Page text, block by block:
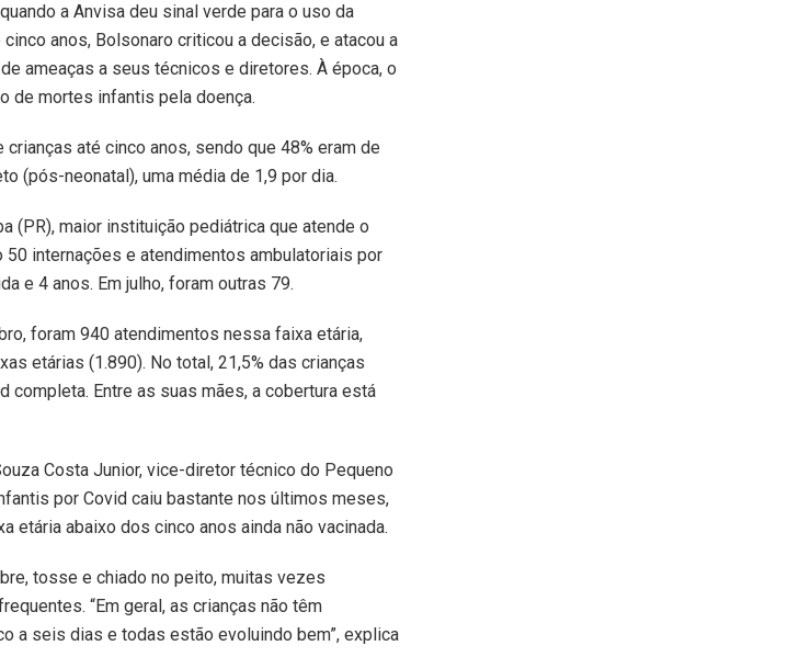
a Anvisa deu sinal verde para o uso da
anos, Bolsonaro criticou a decisão, e atacou a
ameaças a seus técnicos e diretores. À época, o
de mortes infantis pela doença.
até cinco anos, sendo que 48% eram de
(pós-neonatal), uma média de 1,9 por dia.
(PR), maior instituição pediátrica que atende o
internações e atendimentos ambulatoriais por
e 4 anos. Em julho, foram outras 79.
foram 940 atendimentos nessa faixa etária,
etárias (1.890). No total, 21,5% das crianças
completa. Entre as suas mães, a cobertura está
Costa Junior, vice-diretor técnico do Pequeno
por Covid caiu bastante nos últimos meses,
etária abaixo dos cinco anos ainda não vacinada.
tosse e chiado no peito, muitas vezes
“Em geral, as crianças não têm
a seis dias e todas estão evoluindo bem”, explica